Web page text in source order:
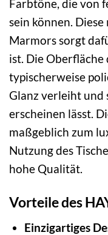
Farbtöne, die von
sein können.
Marmors sorgt
ist. Die Oberfläche
typischerweise
Glanz verleiht und
erscheinen lässt.
maßgeblich zum
Nutzung des
hohe Qualität.
Vorteile des
Einzigartiges